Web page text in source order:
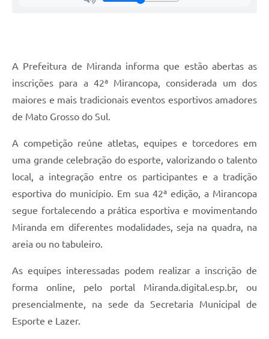
A Prefeitura de Miranda informa que estão abertas as
inscrições para a 42ª Mirancopa, considerada um dos
maiores e mais tradicionais eventos esportivos amadores
de Mato Grosso do Sul.
A competição reúne atletas, equipes e torcedores em
uma grande celebração do esporte, valorizando o talento
local, a integração entre os participantes e a tradição
esportiva do município. Em sua 42ª edição, a Mirancopa
segue fortalecendo a prática esportiva e movimentando
Miranda em diferentes modalidades, seja na quadra, na
areia ou no tabuleiro.
As equipes interessadas podem realizar a inscrição de
forma online, pelo portal Miranda.digital.esp.br, ou
presencialmente, na sede da Secretaria Municipal de
Esporte e Lazer.